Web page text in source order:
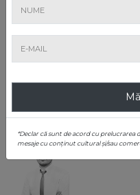
Alexandru Constantin Chituță
Expert Atestat de Ministerul
Consignare și
*Declar că sunt de acord cu
mesaje cu conținut cultural și/sau